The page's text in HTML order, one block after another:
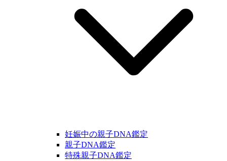
妊娠中の親子DNA鑑定
親子DNA鑑定
特殊親子DNA鑑定